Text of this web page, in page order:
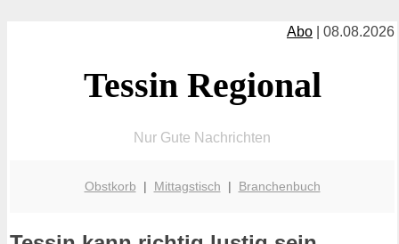
Abo | 08.08.2026
Tessin Regional
Nur Gute Nachrichten
Obstkorb | Mittagstisch | Branchenbuch